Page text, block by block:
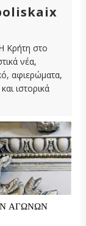
Κρήτη στο
νέα,
αφιερώματα,
ιστορικά
ΑΓΩΝΩΝ